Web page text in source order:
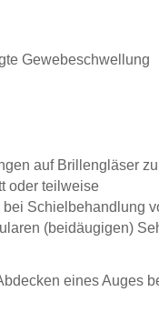
Gewebeschwellung
auf Brillengläser
oder teilweise
bei Schielbehandlung
(beidäugigen)
eines Auges